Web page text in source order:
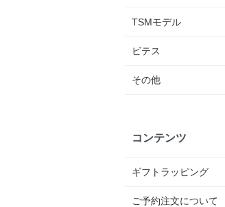
TSMモデル
ビテス
その他
コンテンツ
ギフトラッピング
ご予約注文について